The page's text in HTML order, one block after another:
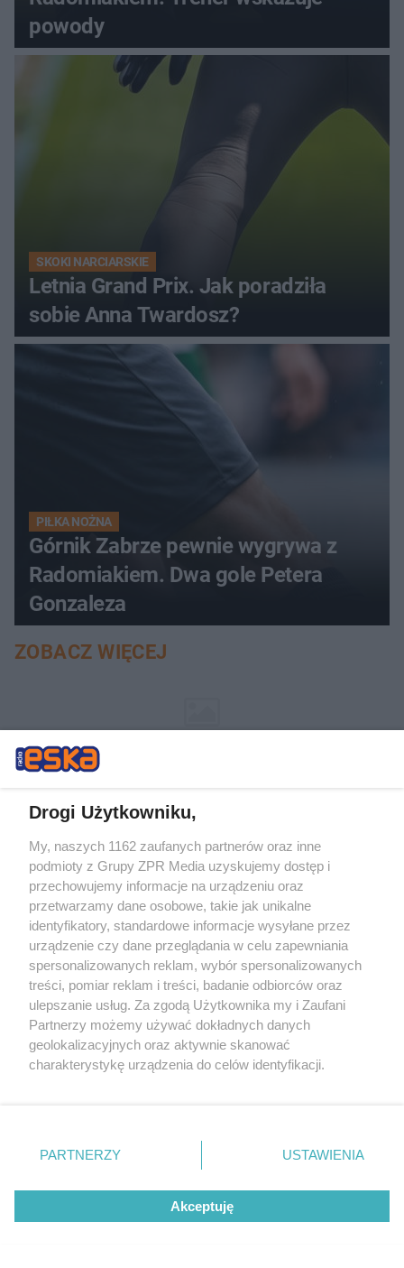
powody
SKOKI NARCIARSKIE
Letnia Grand Prix. Jak poradziła
sobie Anna Twardosz?
PIŁKA NOŻNA
Górnik Zabrze pewnie wygrywa z
Radomiakiem. Dwa gole Petera
Gonzaleza
ZOBACZ WIĘCEJ
rozpowszechniany lub dalej rozpowszechniany w jakikolwiek sposób (w
tym także elektroniczny lub mechaniczny) na jakimkolwiek polu
eksploatacji w jakiejkolwiek formie, włącznie z umieszczaniem w
Drogi Użytkowniku,
My, naszych 1162 zaufanych partnerów oraz inne
podmioty z Grupy ZPR Media uzyskujemy dostęp i
przechowujemy informacje na urządzeniu oraz
przetwarzamy dane osobowe, takie jak unikalne
identyfikatory, standardowe informacje wysyłane przez
urządzenie czy dane przeglądania w celu zapewniania
spersonalizowanych reklam, wybór spersonalizowanych
treści, pomiar reklam i treści, badanie odbiorców oraz
ulepszanie usług. Za zgodą Użytkownika my i Zaufani
Partnerzy możemy używać dokładnych danych
geolokalizacyjnych oraz aktywnie skanować
charakterystykę urządzenia do celów identyfikacji.
zmienić/wycofać klikając przycisk ustawień prywatności
znajdujący się w lewym dolnym rogu strony
rodzaje przetwarzania danych nie wymagają zgody
użytkownika, ale masz prawo sprzeciwić się takiemu
przetwarzaniu. Preferencje będą miały zastosowanie tylko
PARTNERZY USTAWIENIA
Akceptuję